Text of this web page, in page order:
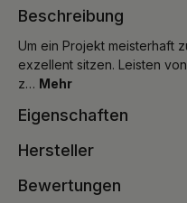
Beschreibung
Um ein Projekt meisterhaft
exzellent sitzen. Leisten
z… Mehr
Eigenschaften
Hersteller
Bewertungen